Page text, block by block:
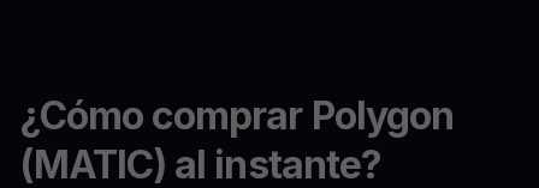
¿Cómo comprar Polygon
(MATIC) al instante?